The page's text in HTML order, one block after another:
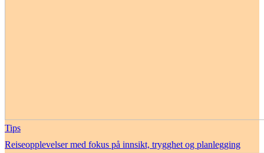
Tips
Reiseopplevelser med fokus på innsikt, trygghet og planlegging